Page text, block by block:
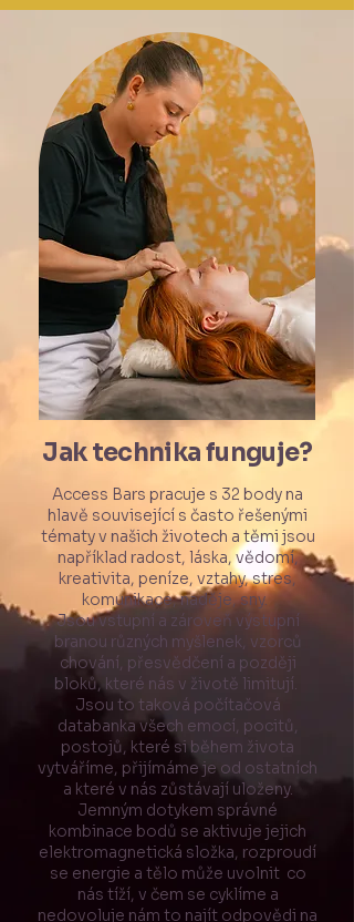
Jak technika funguje?
Access Bars pracuje s 32 body na
hlavě související s často řešenými
tématy v našich životech a těmi jsou
například radost, láska, vědomí,
kreativita, peníze, vztahy, stres,
komunikace, naděje, sny.
Jsou vstupní a zároveň výstupní
branou různých myšlenek, vzorců
chování, přesvědčení a později
bloků, které nás v životě limitují.
Jsou to taková počítačová
databanka všech emocí, pocitů,
postojů, které si během života
vytváříme, přijímáme je od ostatních
a které v nás zůstávají uloženy.
Jemným dotykem správné
kombinace bodů se aktivuje jejich
elektromagnetická složka, rozproudí
se energie a tělo může uvolnit co
nás tíží, v čem se cyklíme a
nedovoluje nám to najít odpovědi na